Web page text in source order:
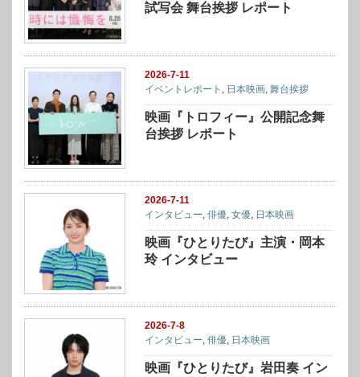
試写会 舞台挨拶 レポート
2026-7-11
イベントレポート
日本映画 ,舞台挨拶
映画『トロフィー』公開記念舞
台挨拶 レポート
2026-7-11
インタビュー,俳優,女優, 日本映画
映画『ひとりたび』主演・岡本
玲 インタビュー
2026-7-8
インタビュー,俳優, 日本映画
映画『ひとりたび』岩田奏 イン